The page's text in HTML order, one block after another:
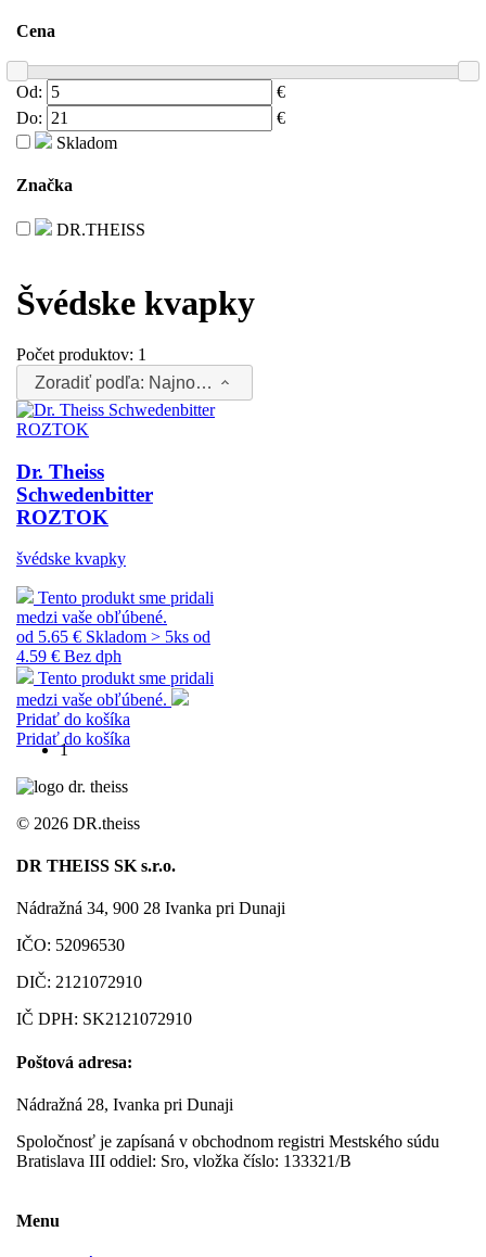
Cena
Od:
€
Do:
€
Skladom
Značka
DR.THEISS
Švédske kvapky
Počet produktov: 1
Zoradiť podľa: Najnovšie
Dr. Theiss
Schwedenbitter
ROZTOK
švédske kvapky
Tento produkt sme pridali
medzi vaše obľúbené.
od 5.65 € Skladom > 5ks od
4.59 € Bez dph
Tento produkt sme pridali
medzi vaše obľúbené.
Pridať do košíka
Pridať do košíka
1
© 2026 DR.theiss
DR THEISS SK s.r.o.
Nádražná 34, 900 28 Ivanka pri Dunaji
IČO: 52096530
DIČ: 2121072910
IČ DPH: SK2121072910
Poštová adresa:
Nádražná 28, Ivanka pri Dunaji
Spoločnosť je zapísaná v obchodnom registri Mestského súdu
Bratislava III oddiel: Sro, vložka číslo: 133321/B
Menu